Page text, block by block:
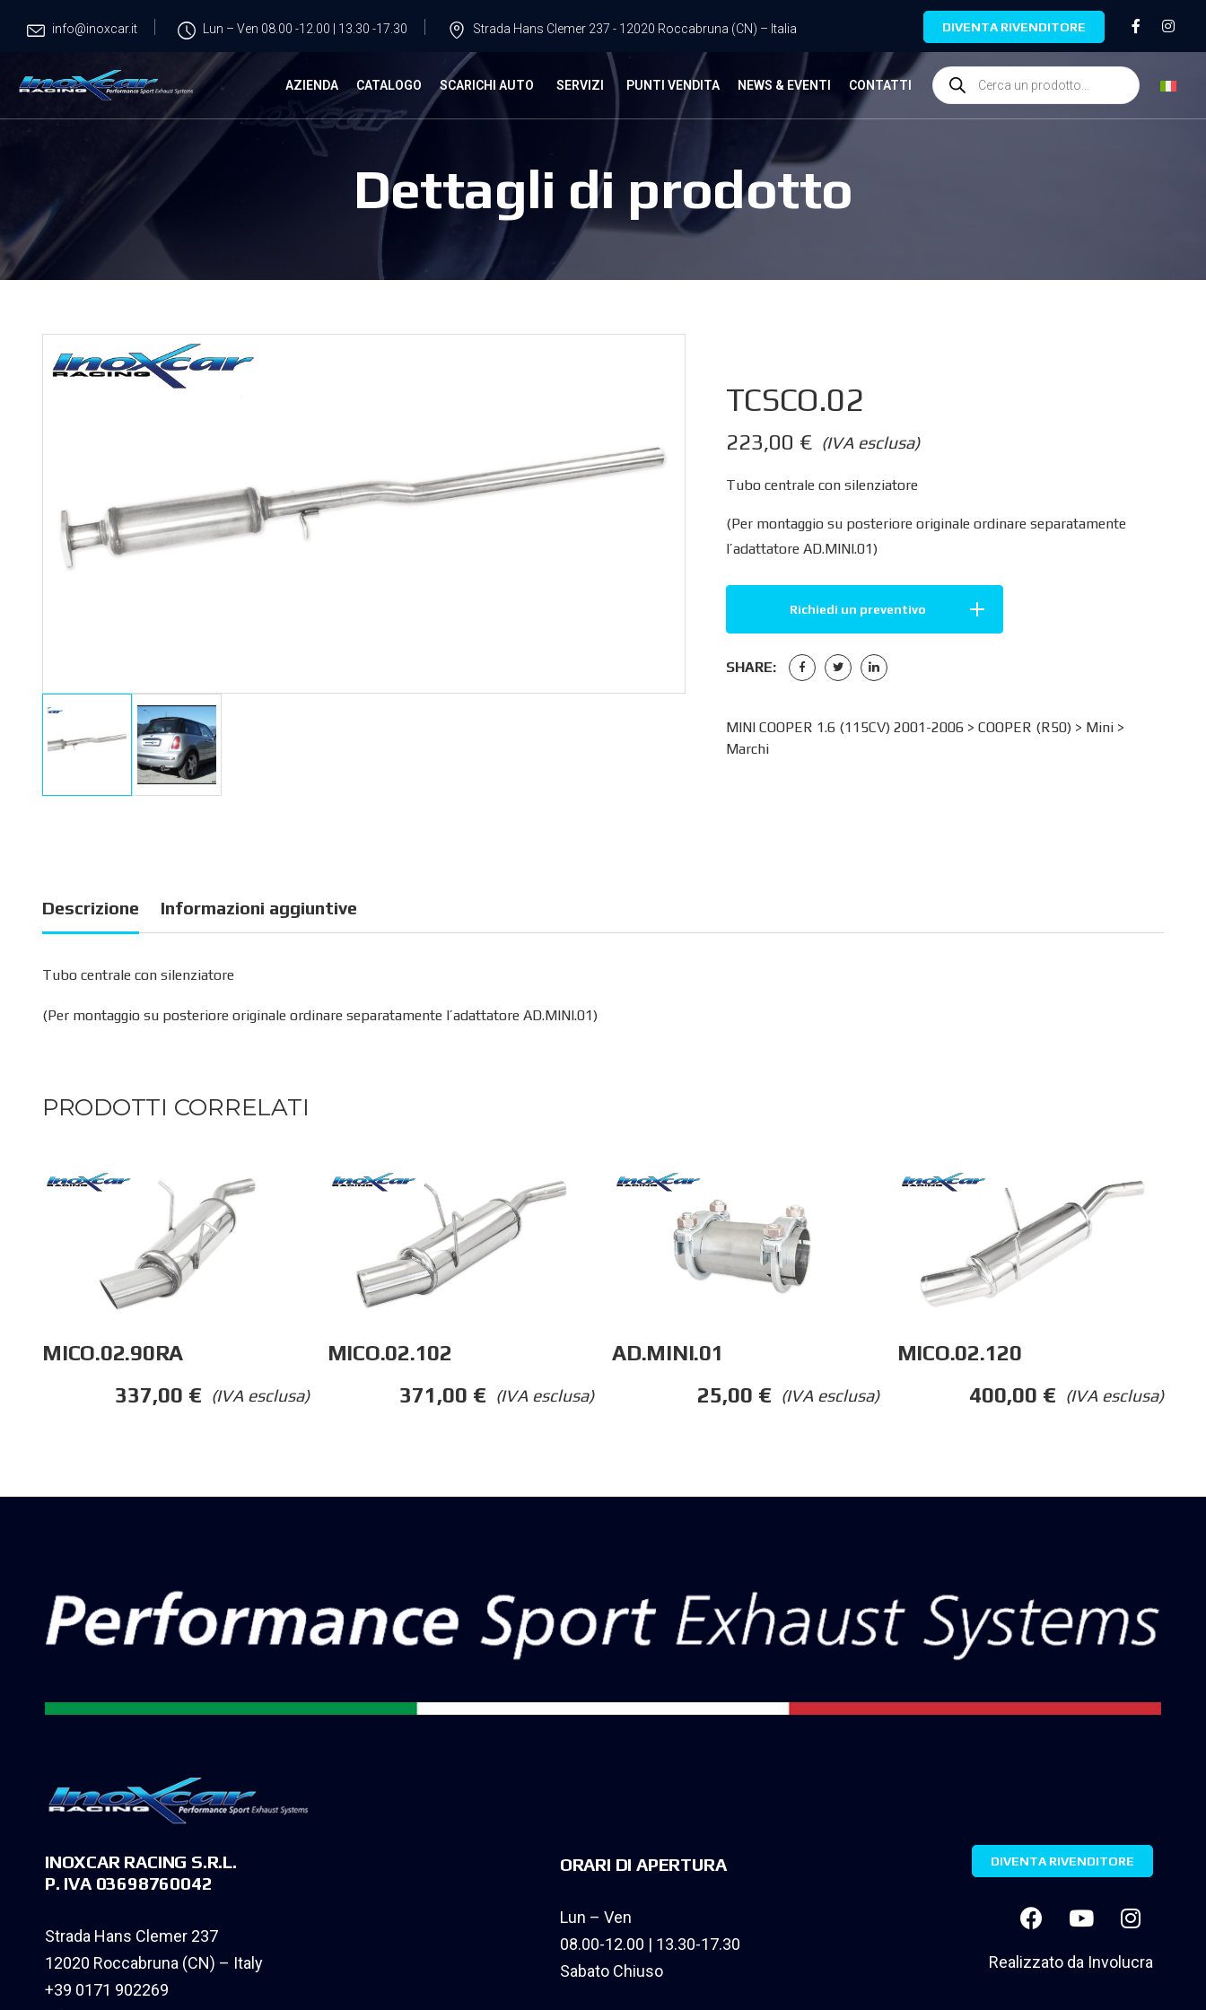
info@inoxcar.it Lun – Ven 08.00 -12.00 | 13.30 -17.30 Strada Hans Clemer 237 - 12020 Roccabruna (CN) – Italia DIVENTA RIVENDITORE
AZIENDA CATALOGO SCARICHI AUTO SERVIZI PUNTI VENDITA NEWS & EVENTI CONTATTI
Dettagli di prodotto
TCSCO.02
(IVA esclusa)
223,00 €
Tubo centrale con silenziatore
(Per montaggio su posteriore originale ordinare separatamente
l’adattatore AD.MINI.01)
Richiedi un preventivo
SHARE:
MINI COOPER 1.6 (115CV) 2001-2006 > COOPER (R50)> Mini>
Marchi
Descrizione Informazioni aggiuntive
Tubo centrale con silenziatore
(Per montaggio su posteriore originale ordinare separatamente l’adattatore AD.MINI.01)
PRODOTTI CORRELATI
MICO.02.90RA
(IVA esclusa)
337,00 €
MICO.02.102
(IVA esclusa)
371,00 €
AD.MINI.01
(IVA esclusa)
25,00 €
MICO.02.120
(IVA esclusa)
400,00 €
INOXCAR RACING S.R.L.
P. IVA 03698760042
Strada Hans Clemer 237
12020 Roccabruna (CN) – Italy
+39 0171 902269
ORARI DI APERTURA
Lun – Ven
08.00-12.00 | 13.30-17.30
Sabato Chiuso
DIVENTA RIVENDITORE
Realizzato da Involucra